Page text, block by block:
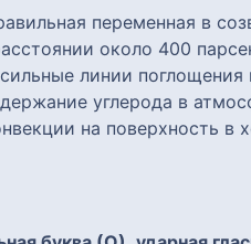
переменная в
около 400
линии
углерода в
на поверхность в